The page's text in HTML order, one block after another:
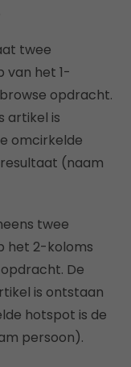
twee
van het 1-
opdracht.
artikel is
omcirkelde
(naam
twee
het 2-koloms
De
is ontstaan
hotspot is de
persoon).